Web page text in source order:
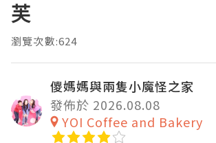
芙
瀏覽次數:624
儍媽媽與兩隻小魔怪之家
發佈於 2026.08.08
YOI Coffee and Bakery